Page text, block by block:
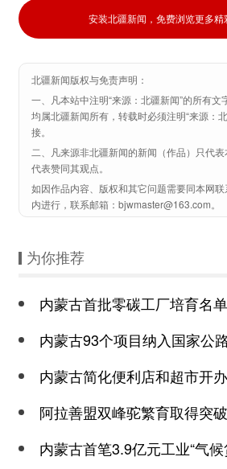
安装北疆新闻，免费浏览更多精
北疆新闻版权与免责声明：
一、凡本站中注明“来源：北疆新闻”的所有文
均属北疆新闻所有，转载时必须注明“来源：
接。
二、凡来源非北疆新闻的新闻（作品）只代
代表赞同其观点。
如因作品内容、版权和其它问题需要同本网
内进行，联系邮箱：bjwmaster@163.com。
为你推荐
内蒙古首批零碳工厂培育名
内蒙古93个项目纳入国家公
内蒙古简化便利店和超市开办审批流程 办
阿拉善盟双峰驼繁育取得突破
内蒙古首笔3.9亿元工业“气